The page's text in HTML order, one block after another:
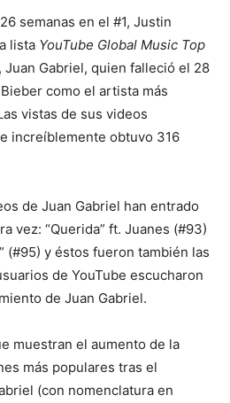
semanas en el #1, Justin
lista YouTube Global Music Top
Juan Gabriel, quien falleció el 28
como el artista más
vistas de sus videos
increíblemente obtuvo 316
de Juan Gabriel han entrado
vez: “Querida” ft. Juanes (#93)
(#95) y éstos fueron también las
de YouTube escucharon
de Juan Gabriel.
muestran el aumento de la
más populares tras el
(con nomenclatura en